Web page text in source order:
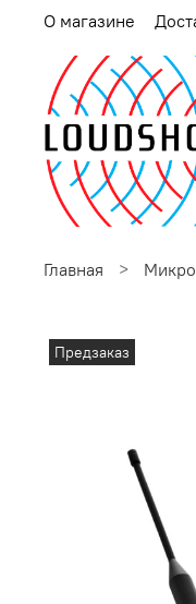
О магазине
Главная
Предзаказ